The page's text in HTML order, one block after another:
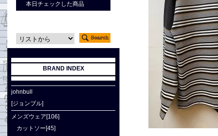
本日チェックした商品
BRAND INDEX
johnbull
[ジョンブル]
メンズウェア[106]
カットソー[45]